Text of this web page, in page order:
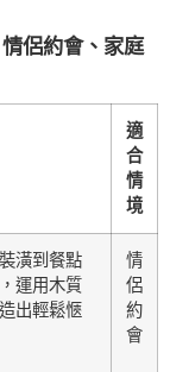
侶約會、家庭
適
合
情
境
潢到餐點
運用木質
出輕鬆愜
情
侶
約
會